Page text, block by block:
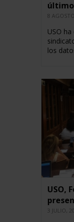
8
USO
los
USO,
3 JULIO,